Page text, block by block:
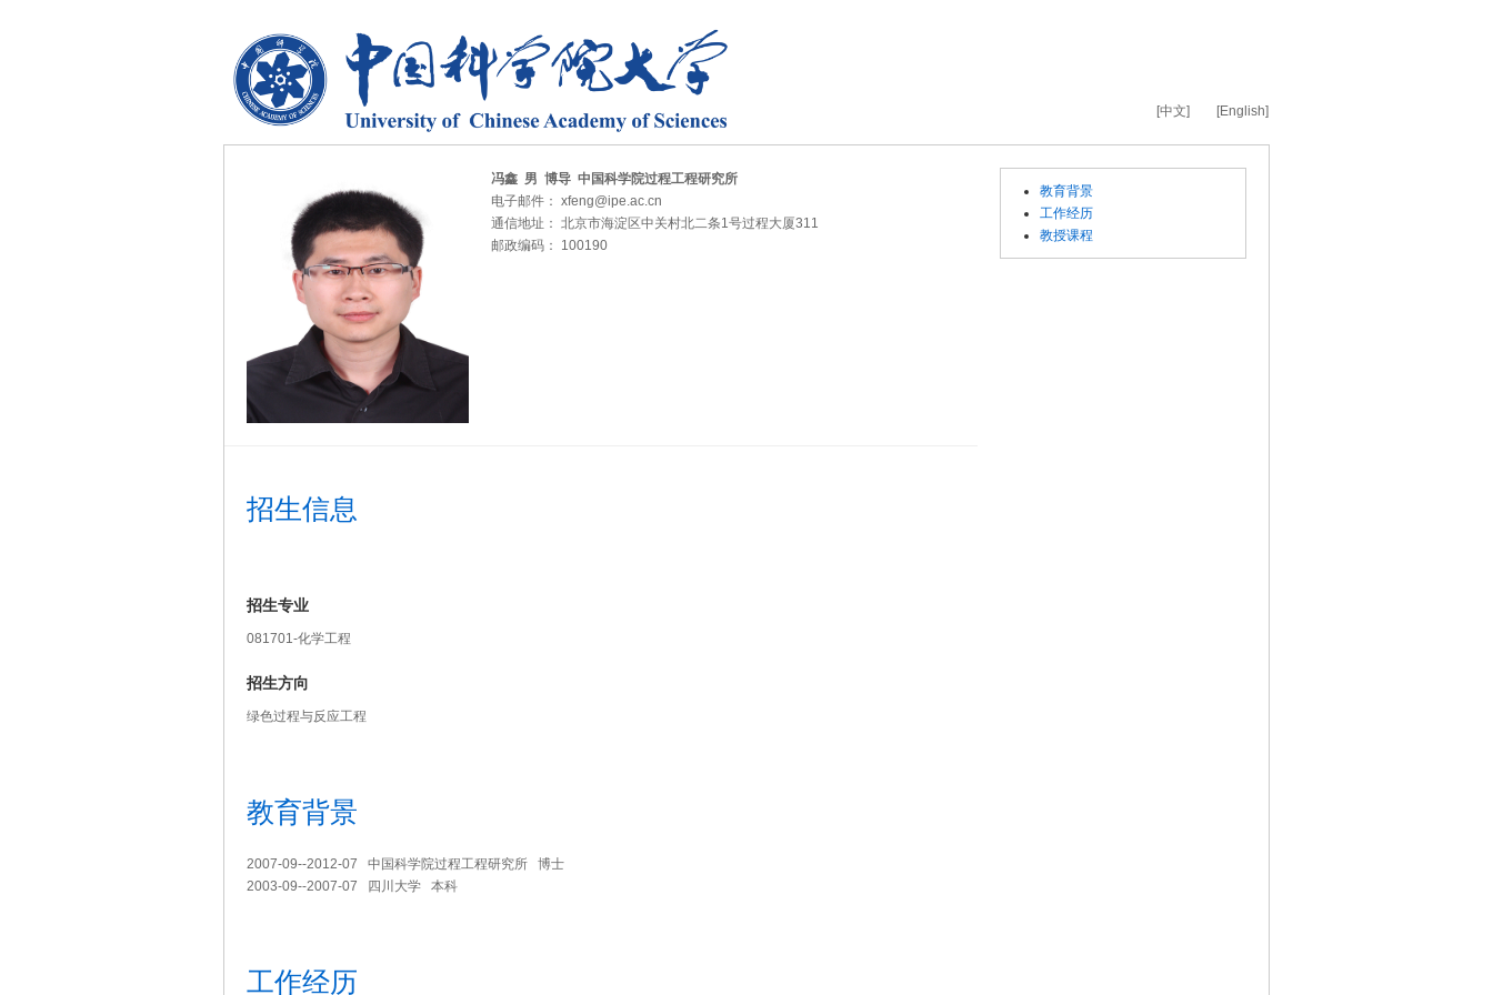
[中文] [English]
教育背景
工作经历
教授课程
冯鑫 男 博导 中国科学院过程工程研究所
电子邮件： xfeng@ipe.ac.cn
通信地址： 北京市海淀区中关村北二条1号过程大厦311
邮政编码： 100190
招生信息
招生专业
081701-化学工程
招生方向
绿色过程与反应工程
教育背景
2007-09--2012-07 中国科学院过程工程研究所 博士
2003-09--2007-07 四川大学 本科
工作经历